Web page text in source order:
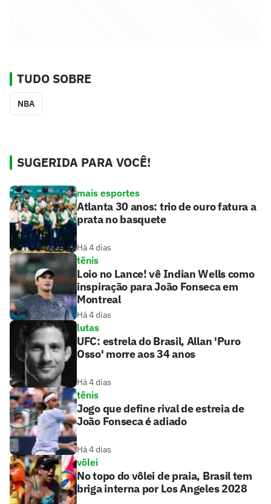
TUDO SOBRE
NBA
SUGERIDA PARA VOCÊ!
mais esportes
Atlanta 30 anos: trio de ouro fatura a
prata no basquete
Há 4 dias
tênis
Loio no Lance! vê Indian Wells como
inspiração para João Fonseca em
Montreal
Há 4 dias
lutas
UFC: estrela do Brasil, Allan 'Puro
Osso' morre aos 34 anos
Há 4 dias
tênis
Jogo que define rival de estreia de
João Fonseca é adiado
Há 4 dias
vôlei
No topo do vôlei de praia, Brasil tem
briga interna por Los Angeles 2028